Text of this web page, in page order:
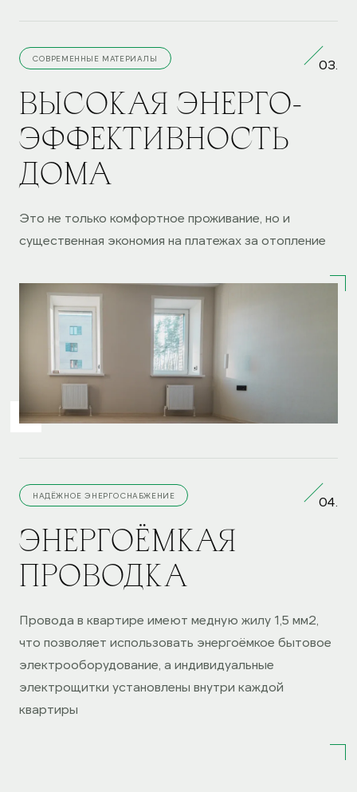
03.
СОВРЕМЕННЫЕ МАТЕРИАЛЫ
ВЫСОКАЯ ЭНЕРГО-
ЭФФЕКТИВНОСТЬ
ДОМА
Это не только комфортное проживание, но и
существенная экономия на платежах за отопление
04.
НАДЁЖНОЕ ЭНЕРГОСНАБЖЕНИЕ
ЭНЕРГОЁМКАЯ
ПРОВОДКА
Провода в квартире имеют медную жилу 1,5 мм2,
что позволяет использовать энергоёмкое бытовое
электрооборудование, а индивидуальные
электрощитки установлены внутри каждой
квартиры